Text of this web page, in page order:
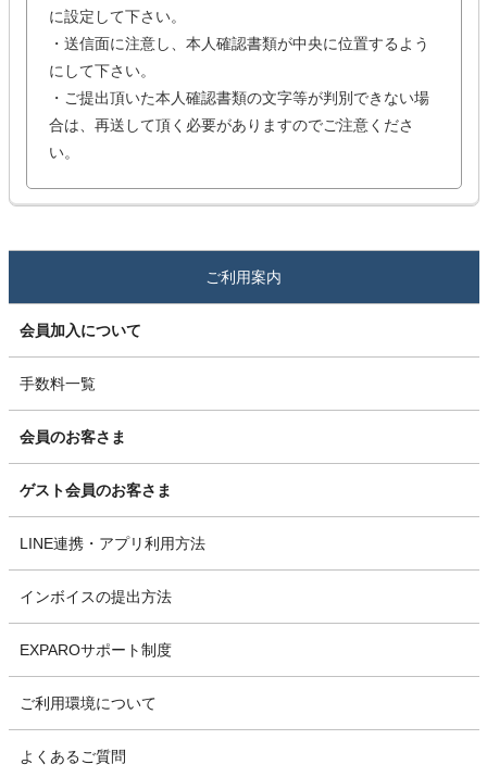
に設定して下さい。
・送信面に注意し、本人確認書類が中央に位置するよう
にして下さい。
・ご提出頂いた本人確認書類の文字等が判別できない場
合は、再送して頂く必要がありますのでご注意くださ
い。
ご利用案内
会員加入について
手数料一覧
会員のお客さま
ゲスト会員のお客さま
LINE連携・アプリ利用方法
インボイスの提出方法
EXPAROサポート制度
ご利用環境について
よくあるご質問